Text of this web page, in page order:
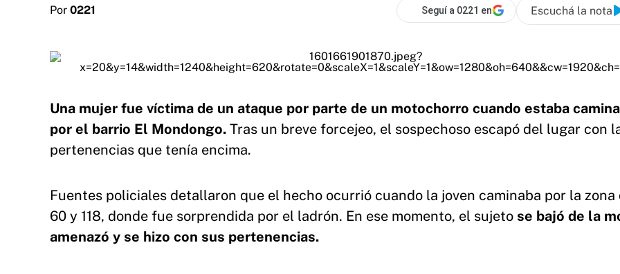
Por 0221 Seguí a 0221 en Escuchá la nota
Una mujer fue víctima de un ataque por parte de un motochorro cuando estaba
por el barrio El Mondongo. Tras un breve forcejeo, el sospechoso escapó del lugar con
pertenencias que tenía encima.
Fuentes policiales detallaron que el hecho ocurrió cuando la joven caminaba por la zona
60 y 118, donde fue sorprendida por el ladrón. En ese momento, el sujeto se bajó de la
amenazó y se hizo con sus pertenencias.